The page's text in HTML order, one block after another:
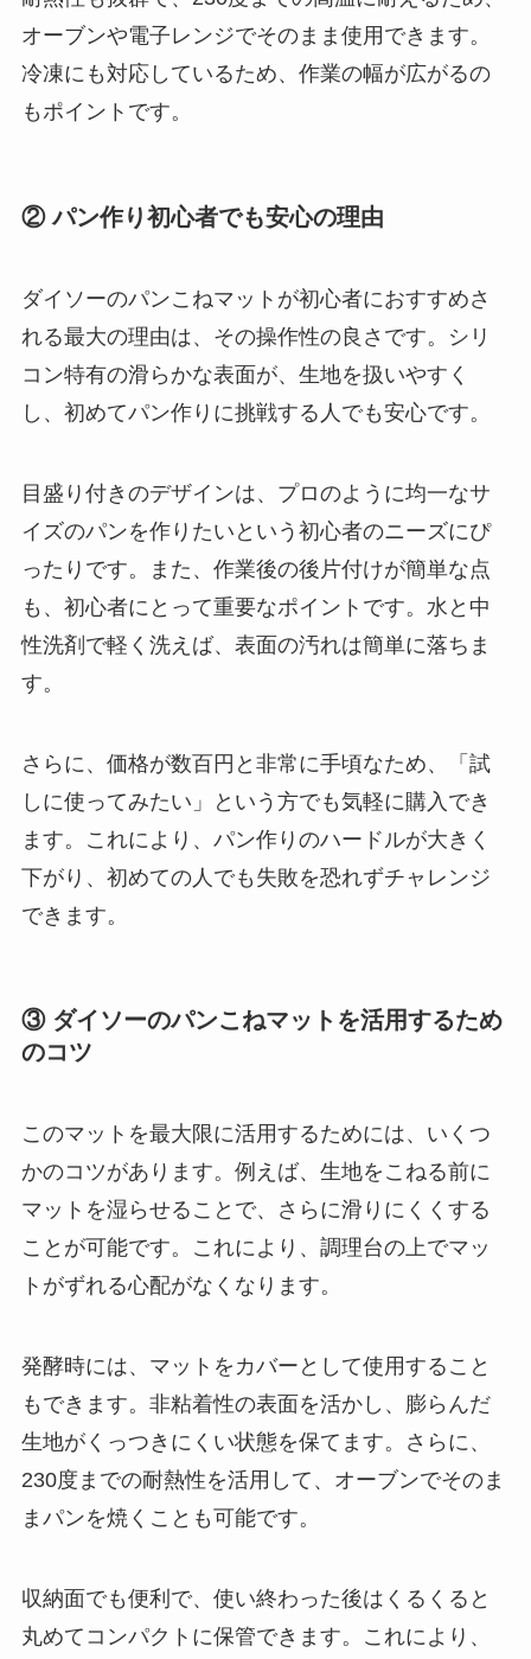
オーブンや電子レンジでそのまま使用できます。
冷凍にも対応しているため、作業の幅が広がるの
もポイントです。
② パン作り初心者でも安心の理由
ダイソーのパンこねマットが初心者におすすめさ
れる最大の理由は、その操作性の良さです。シリ
コン特有の滑らかな表面が、生地を扱いやすく
し、初めてパン作りに挑戦する人でも安心です。
目盛り付きのデザインは、プロのように均一なサ
イズのパンを作りたいという初心者のニーズにぴ
ったりです。また、作業後の後片付けが簡単な点
も、初心者にとって重要なポイントです。水と中
性洗剤で軽く洗えば、表面の汚れは簡単に落ちま
す。
さらに、価格が数百円と非常に手頃なため、「試
しに使ってみたい」という方でも気軽に購入でき
ます。これにより、パン作りのハードルが大きく
下がり、初めての人でも失敗を恐れずチャレンジ
できます。
③ ダイソーのパンこねマットを活用するため
のコツ
このマットを最大限に活用するためには、いくつ
かのコツがあります。例えば、生地をこねる前に
マットを湿らせることで、さらに滑りにくくする
ことが可能です。これにより、調理台の上でマッ
トがずれる心配がなくなります。
発酵時には、マットをカバーとして使用すること
もできます。非粘着性の表面を活かし、膨らんだ
生地がくっつきにくい状態を保てます。さらに、
230度までの耐熱性を活用して、オーブンでそのま
まパンを焼くことも可能です。
収納面でも便利で、使い終わった後はくるくると
丸めてコンパクトに保管できます。これにより、